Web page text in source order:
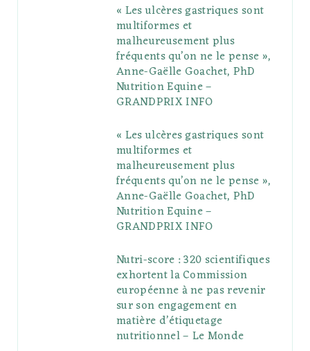
e
P
l
s
g
r
a
m
r
e
s
r
« Les ulcères gastriques sont
multiformes et
malheureusement plus
fréquents qu’on ne le pense »,
Anne-Gaëlle Goachet, PhD
Nutrition Equine –
GRANDPRIX INFO
« Les ulcères gastriques sont
multiformes et
malheureusement plus
fréquents qu’on ne le pense »,
Anne-Gaëlle Goachet, PhD
Nutrition Equine –
GRANDPRIX INFO
Nutri-score : 320 scientifiques
exhortent la Commission
européenne à ne pas revenir
sur son engagement en
matière d’étiquetage
nutritionnel – Le Monde